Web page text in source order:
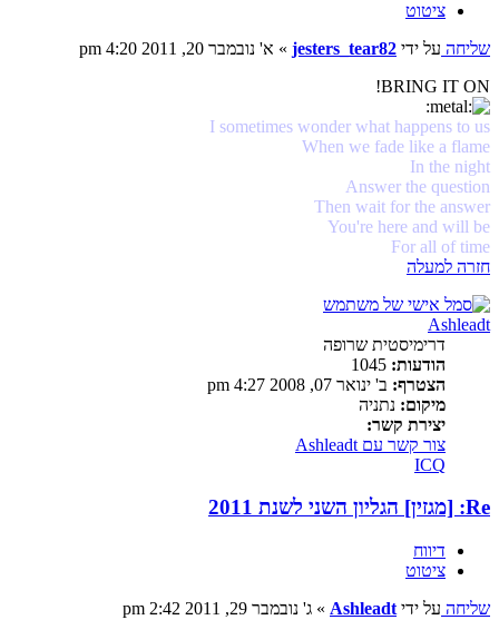
ציטוט
שליחה על ידי jesters_tear82
» א' נובמבר 20, 2011 4:20 pm
BRING IT ON!
I sometimes wonder what happens to us
When we fade like a flame
In the night
Answer the question
Then wait for the answer
You're here and will be
For all of time
חזרה למעלה
Ashleadt
דרימיסטית שרופה
הודעות:
הצטרף: ב' ינואר 07, 2008 4:27 pm
מיקום: נתניה
יצירת קשר:
צור קשר עם Ashleadt
ICQ
Re: [מגזין] הגליון השני לשנת 2011
דיווח
ציטוט
שליחה על ידי Ashleadt
» ג' נובמבר 29, 2011 2:42 pm